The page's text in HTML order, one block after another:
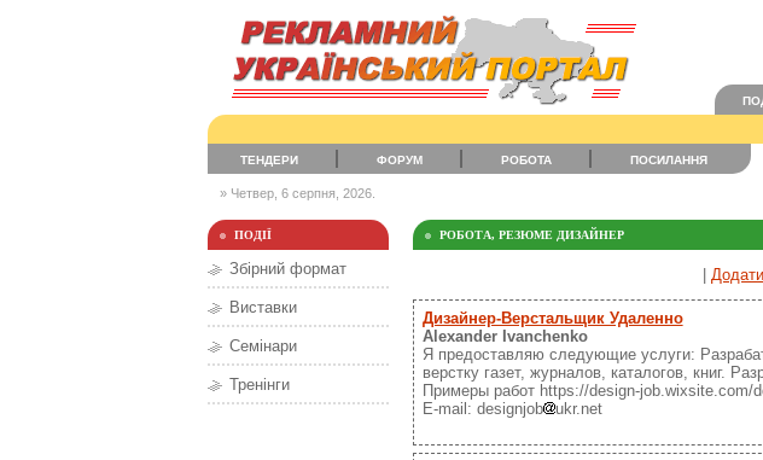
ТЕНДЕРИ ФОРУМ РОБОТА ПОСИЛАННЯ
» Четвер, 6 серпня, 2026.
ПОДІЇ
Збірний формат
Виставки
Семінари
Тренінги
РОБОТА, РЕЗЮМЕ ДИЗАЙНЕР
Дизайнер-Верстальщик Удаленно
Alexander Ivanchenko
Я предоставляю следующие услуги:
верстку газет, журналов, каталогов, книг.
Примеры работ https://design-job.wixsite.com/
E-mail: designjob
ukr.net